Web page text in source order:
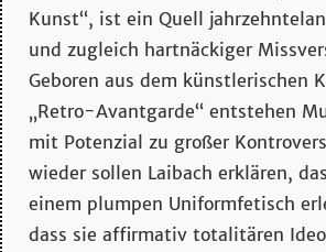
Kunst“, ist ein Quell
und zugleich hartnäckiger
Geboren aus dem künstlerischen
„Retro-Avantgarde“ entstehen
mit Potenzial zu großer
wieder sollen Laibach erklären,
einem plumpen Uniformfetisch
dass sie affirmativ totalitären